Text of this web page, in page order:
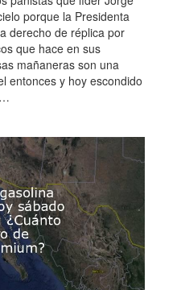
porque la Presidenta
derecho de réplica por
que hace en sus
mañaneras son una
entonces y hoy escondido